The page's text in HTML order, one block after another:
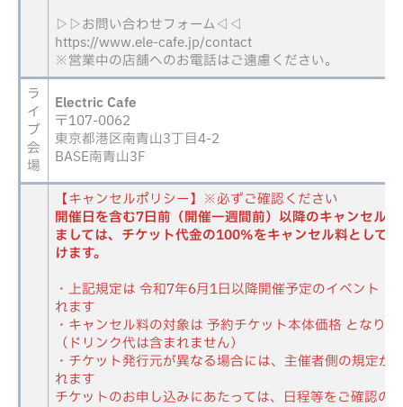
▷▷お問い合わせフォーム◁◁
https://www.ele-cafe.jp/contact
※営業中の店舗へのお電話はご遠慮ください。
ラ
イ
ブ
会
場
Electric Cafe
〒107-0062
東京都港区南青山3丁目4-2
BASE南青山3F
【キャンセルポリシー】※必ずご確認ください
開催日を含む7日前（開催一週間前）以降のキャンセル
ましては、チケット代金の100％をキャンセル料として
けます。
・上記規定は 令和7年6月1日以降開催予定のイベント に
れます
・キャンセル料の対象は 予約チケット本体価格 となり
（ドリンク代は含まれません）
・チケット発行元が異なる場合には、主催者側の規定が
れます
チケットのお申し込みにあたっては、日程等をご確認の